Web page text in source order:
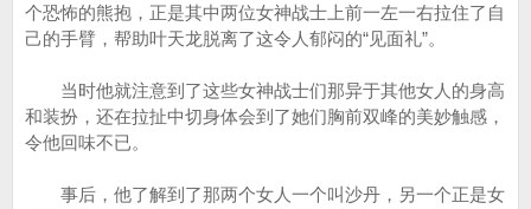
个恐怖的熊抱，正是其中两位女神战士上前一左一右拉住了自
己的手臂，帮助叶天龙脱离了这令人郁闷的“见面礼”。
当时他就注意到了这些女神战士们那异于其他女人的身高
和装扮，还在拉扯中切身体会到了她们胸前双峰的美妙触感，
令他回味不已。
事后，他了解到了那两个女人一个叫沙丹，另一个正是女